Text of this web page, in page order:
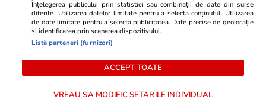
PARTENERI
Înțelegerea publicului prin statistici sau combinații de date din surse
diferite. Utilizarea datelor limitate pentru a selecta conținutul. Utilizarea
de date limitate pentru a selecta publicitatea. Date precise de geolocație
și identificarea prin scanarea dispozitivului.
Listă parteneri (furnizori)
ACCEPT TOATE
VREAU SA MODIFIC SETARILE INDIVIDUAL